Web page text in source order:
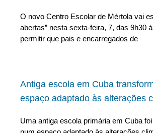
O novo Centro Escolar de Mértola vai
abertas” nesta sexta-feira, 7, das 9h30
permitir que pais e encarregados de
Antiga escola em Cuba
espaço adaptado às alterações
Uma antiga escola primária em Cuba foi